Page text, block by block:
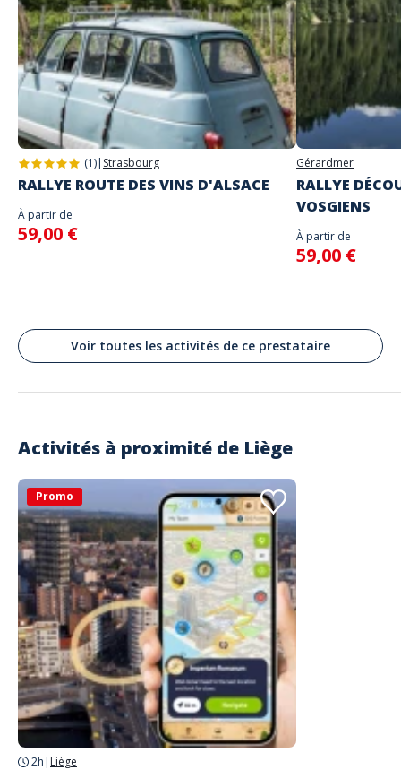
Le lieu de départ sera précisé avec envoi des instructions de jeu
N'entrez les identifiants communiqués que lorsque vous serez sur place
et prêts à commencer le jeu car la partie commencera
Langues parlées
Anglais, Français
Adresse
Stand alone activity
Place Saint Lambert, Liège, Belgique
(1)| Strasbourg
RALLYE ROUTE DES VINS D'ALSACE
À partir de
59,00 €
Gérardmer
RALLYE
VOSGIENS
À partir de
59,00 €
Voir toutes les activités de ce prestataire
Activités à proximité de Liège
Promo
2h | Liège